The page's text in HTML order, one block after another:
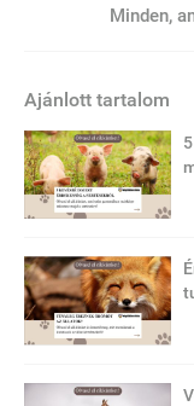
Minden,
Ajánlott tartalom